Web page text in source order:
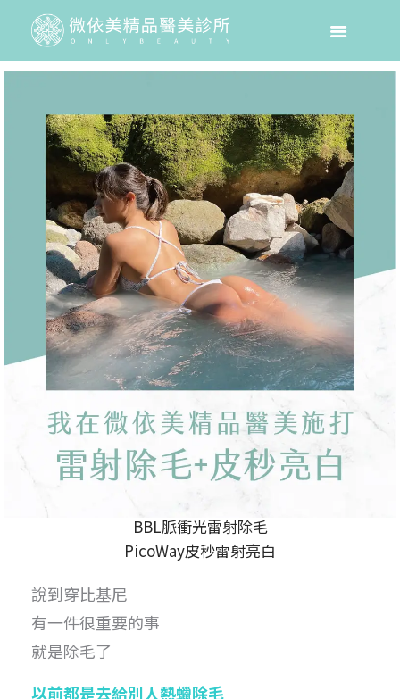
BBL脈衝光雷射除毛
PicoWay皮秒雷射亮白
說到穿比基尼
有一件很重要的事
就是除毛了
以前都是去給別人熱蠟除毛